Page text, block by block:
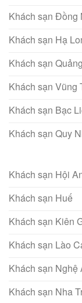
Khách sạn Đồng
Khách sạn Hạ
Khách sạn
Khách sạn Vũng
Khách sạn Bạc
Khách sạn Quy
Khách sạn Hội
Khách sạn Huế
Khách sạn Kiên
Khách sạn Lào
Khách sạn Nghệ
Khách sạn Nha